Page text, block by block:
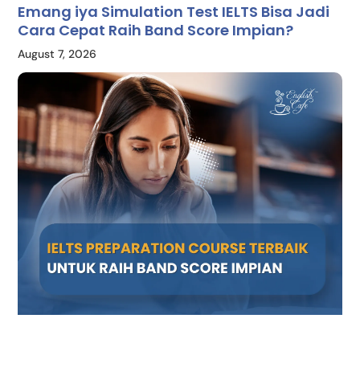
Emang iya Simulation Test IELTS Bisa Jadi
Cara Cepat Raih Band Score Impian?
August 7, 2026